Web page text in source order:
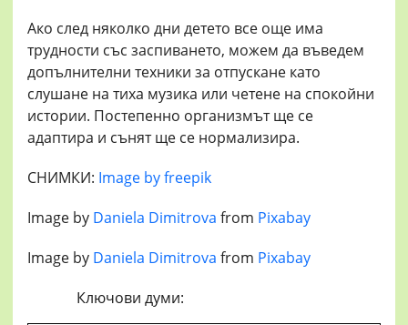
Ако след няколко дни детето все още има
трудности със заспиването, можем да въведем
допълнителни техники за отпускане като
слушане на тиха музика или четене на спокойни
истории. Постепенно организмът ще се
адаптира и сънят ще се нормализира.
СНИМКИ: Image by freepik
Image by Daniela Dimitrova from Pixabay
Image by Daniela Dimitrova from Pixabay
Ключови думи: